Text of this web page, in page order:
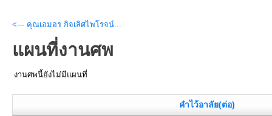
<--- คุณเอมอร กิจเลิศไพโรจน์...
แผนที่งานศพ
งานศพนี้ยังไม่มีแผนที่
คำไว้อาลัย(ต่อ)